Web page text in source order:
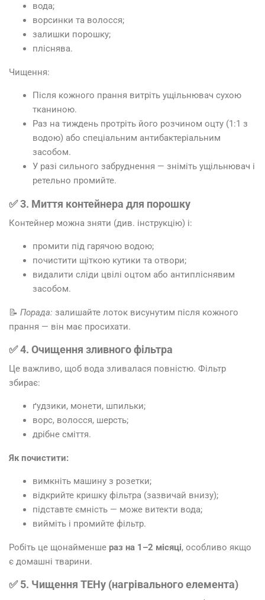
вода;
ворсинки та волосся;
залишки порошку;
пліснява.
Чищення:
Після кожного прання витріть ущільнювач сухою
тканиною.
Раз на тиждень протріть його розчином оцту (1:1 з
водою) або спеціальним антибактеріальним
засобом.
У разі сильного забруднення — зніміть ущільнювач і
ретельно промийте.
✅ 3. Миття контейнера для порошку
Контейнер можна зняти (див. інструкцію) і:
промити під гарячою водою;
почистити щіткою кутики та отвори;
видалити сліди цвілі оцтом або антипліснявим
засобом.
📝 Порада: залишайте лоток висунутим після кожного
прання — він має просихати.
✅ 4. Очищення зливного фільтра
Це важливо, щоб вода зливалася повністю. Фільтр
збирає:
ґудзики, монети, шпильки;
ворс, волосся, шерсть;
дрібне сміття.
Як почистити:
вимкніть машину з розетки;
відкрийте кришку фільтра (зазвичай внизу);
підставте ємність — може витекти вода;
вийміть і промийте фільтр.
Робіть це щонайменше раз на 1–2 місяці, особливо якщо
є домашні тварини.
✅ 5. Чищення ТЕНу (нагрівального елемента)